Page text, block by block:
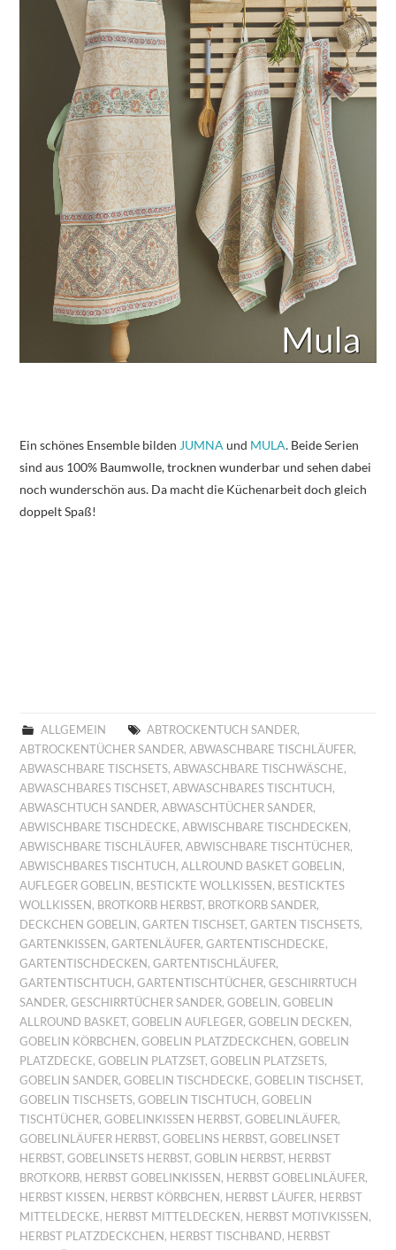
Ein schönes Ensemble bilden JUMNA und MULA. Beide Serien
sind aus 100% Baumwolle, trocknen wunderbar und sehen dabei
noch wunderschön aus. Da macht die Küchenarbeit doch gleich
doppelt Spaß!
ALLGEMEIN ABTROCKENTUCH SANDER,
ABTROCKENTÜCHER SANDER,ABWASCHBARE TISCHLÄUFER,
ABWASCHBARE TISCHSETS,ABWASCHBARE TISCHWÄSCHE,
ABWASCHBARES TISCHSET,ABWASCHBARES TISCHTUCH,
ABWASCHTUCH SANDER,ABWASCHTÜCHER SANDER,
ABWISCHBARE TISCHDECKE,ABWISCHBARE TISCHDECKEN,
ABWISCHBARE TISCHLÄUFER,ABWISCHBARE TISCHTÜCHER,
ABWISCHBARES TISCHTUCH,ALLROUND BASKET GOBELIN,
AUFLEGER GOBELIN, BESTICKTE WOLLKISSEN, BESTICKTES
WOLLKISSEN, BROTKORB HERBST, BROTKORB SANDER,
DECKCHEN GOBELIN,GARTEN TISCHSET,GARTEN TISCHSETS,
GARTENKISSEN,GARTENLÄUFER,GARTENTISCHDECKE,
GARTENTISCHDECKEN,GARTENTISCHLÄUFER,
GARTENTISCHTUCH,GARTENTISCHTÜCHER,GESCHIRRTUCH
SANDER,GESCHIRRTÜCHER SANDER,GOBELIN,GOBELIN
ALLROUND BASKET,GOBELIN AUFLEGER,GOBELIN DECKEN,
GOBELIN KÖRBCHEN,GOBELIN PLATZDECKCHEN,GOBELIN
PLATZDECKE,GOBELIN PLATZSET,GOBELIN PLATZSETS,
GOBELIN SANDER,GOBELIN TISCHDECKE,GOBELIN TISCHSET,
GOBELIN TISCHSETS,GOBELIN TISCHTUCH,GOBELIN
TISCHTÜCHER,GOBELINKISSEN HERBST,GOBELINLÄUFER,
GOBELINLÄUFER HERBST,GOBELINS HERBST,GOBELINSET
HERBST,GOBELINSETS HERBST,GOBLIN HERBST, HERBST
BROTKORB, HERBST GOBELINKISSEN, HERBST GOBELINLÄUFER,
HERBST KISSEN, HERBST KÖRBCHEN, HERBST LÄUFER, HERBST
MITTELDECKE, HERBST MITTELDECKEN, HERBST MOTIVKISSEN,
HERBST PLATZDECKCHEN, HERBST TISCHBAND, HERBST